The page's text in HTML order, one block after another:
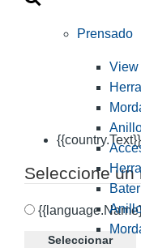
{{country.Text}}
Seleccione un
Seleccionar
Prensado
View